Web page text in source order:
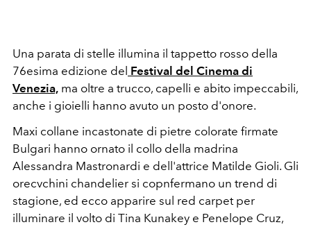
Una parata di stelle illumina il tappetto rosso della
76esima edizione del Festival del Cinema di
Venezia, ma oltre a trucco, capelli e abito impeccabili,
anche i gioielli hanno avuto un posto d'onore.
Maxi collane incastonate di pietre colorate firmate
Bulgari hanno ornato il collo della madrina
Alessandra Mastronardi e dell'attrice Matilde Gioli. Gli
orecvchini chandelier si copnfermano un trend di
stagione, ed ecco apparire sul red carpet per
illuminare il volto di Tina Kunakey e Penelope Cruz,